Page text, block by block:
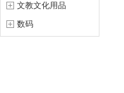
文教文化用品
数码